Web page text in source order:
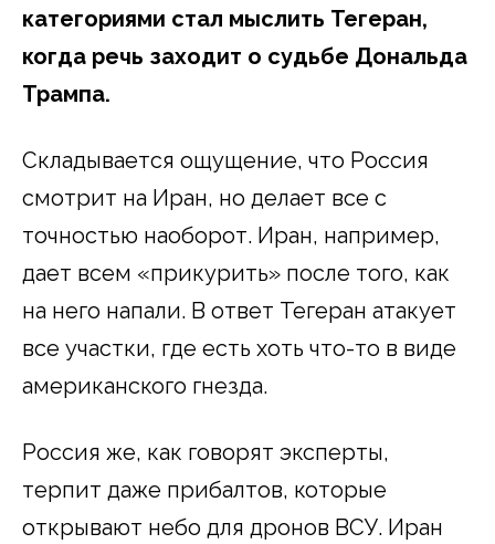
категориями стал мыслить Тегеран,
когда речь заходит о судьбе Дональда
Трампа.
Складывается ощущение, что Россия
смотрит на Иран, но делает все с
точностью наоборот. Иран, например,
дает всем «прикурить» после того, как
на него напали. В ответ Тегеран атакует
все участки, где есть хоть что-то в виде
американского гнезда.
Россия же, как говорят эксперты,
терпит даже прибалтов, которые
открывают небо для дронов ВСУ. Иран